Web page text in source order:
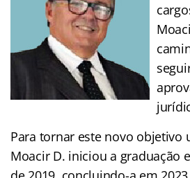
Para tornar este novo objetivo
Moacir D. iniciou a graduação